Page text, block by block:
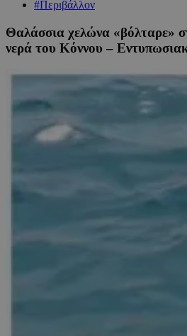
#Περιβάλλον
Θαλάσσια χελώνα «βόλταρε»
νερά του Κόννου –